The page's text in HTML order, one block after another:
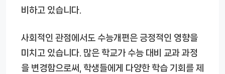
비하고 있습니다.
사회적인 관점에서도 수능개편은 긍정적인 영향을
미치고 있습니다. 많은 학교가 수능 대비 교과 과정
을 변경함으로써, 학생들에게 다양한 학습 기회를 제